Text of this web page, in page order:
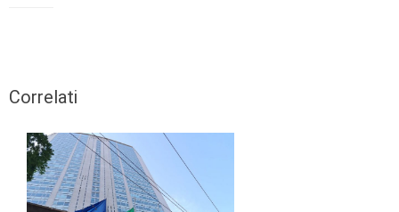
Correlati